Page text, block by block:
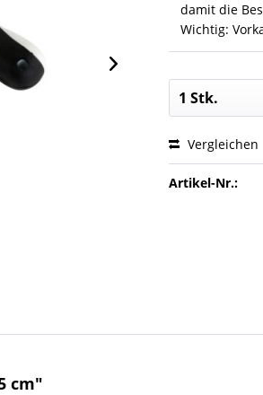
damit die
Wichtig:
Vergleichen
Artikel-Nr.:
cm"